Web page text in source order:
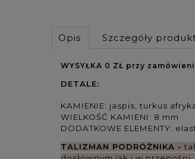
Opis Szczegóły
WYSYŁKA 0 ZŁ przy
DETALE:
KAMIENIE: jaspis, turkus
WIELKOŚĆ KAMIENI: 8 mm
DODATKOWE ELEMENTY:
TALIZMAN PODRÓŻNIKA - t